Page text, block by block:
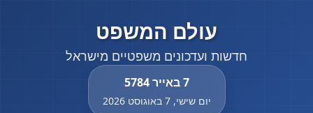
7 באייר 5784
יום שישי, 7 באוגוסט 2026
עולם המשפט
חדשות ועדכונים משפטיים מישראל